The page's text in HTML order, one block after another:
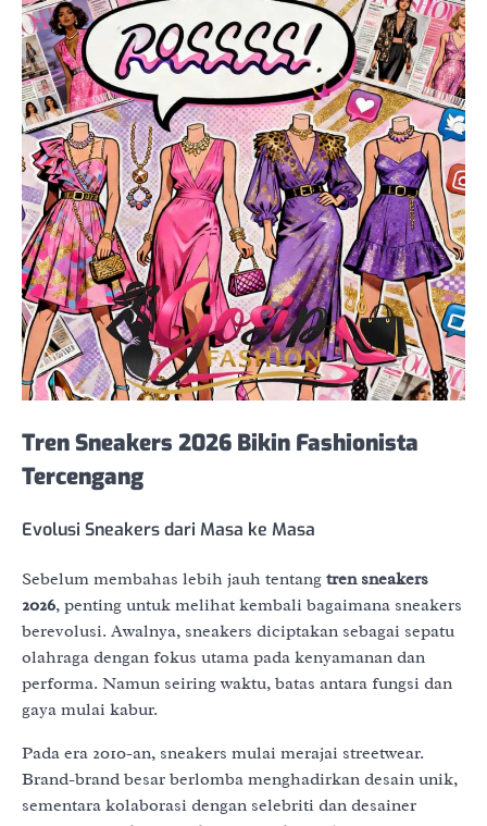
Tren Sneakers 2026 Bikin Fashionista
Tercengang
Evolusi Sneakers dari Masa ke Masa
Sebelum membahas lebih jauh tentang tren sneakers
2026, penting untuk melihat kembali bagaimana sneakers
berevolusi. Awalnya, sneakers diciptakan sebagai sepatu
olahraga dengan fokus utama pada kenyamanan dan
performa. Namun seiring waktu, batas antara fungsi dan
gaya mulai kabur.
Pada era 2010-an, sneakers mulai merajai streetwear.
Brand-brand besar berlomba menghadirkan desain unik,
sementara kolaborasi dengan selebriti dan desainer